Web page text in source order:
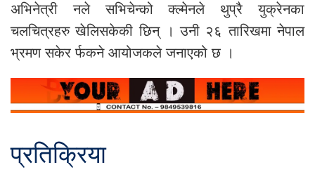
अभिनेत्री नले सभिचेन्को क्ल्मेनले थुप्रै युक्रेनका
चलचित्रहरु खेलिसकेकी छिन् । उनी २६ तारिखमा नेपाल
भ्रमण सकेर र्फकने आयोजकले जनाएको छ ।
प्रतिक्रिया